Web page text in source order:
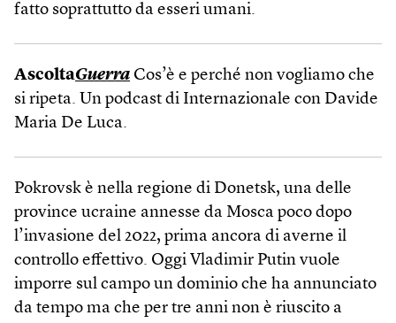
fatto soprattutto da esseri umani.
AscoltaGuerra Cos’è e perché non vogliamo che
si ripeta. Un podcast di Internazionale con Davide
Maria De Luca.
Pokrovsk è nella regione di Donetsk, una delle
province ucraine annesse da Mosca poco dopo
l’invasione del 2022, prima ancora di averne il
controllo effettivo. Oggi Vladimir Putin vuole
imporre sul campo un dominio che ha annunciato
da tempo ma che per tre anni non è riuscito a